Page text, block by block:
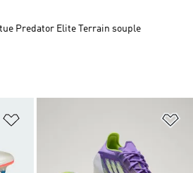
Ajouter à la Liste de produits
Predator Elite Terrain souple